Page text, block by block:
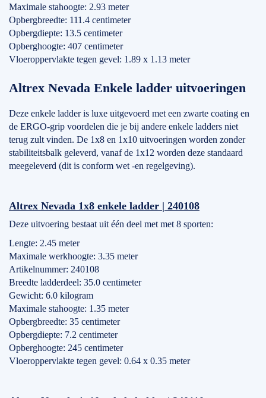
Maximale stahoogte: 2.93 meter
Opbergbreedte: 111.4 centimeter
Opbergdiepte: 13.5 centimeter
Opberghoogte: 407 centimeter
Vloeroppervlakte tegen gevel: 1.89 x 1.13 meter
Altrex Nevada Enkele ladder uitvoeringen
Deze enkele ladder is luxe uitgevoerd met een zwarte coating en
de ERGO-grip voordelen die je bij andere enkele ladders niet
terug zult vinden. De 1x8 en 1x10 uitvoeringen worden zonder
stabiliteitsbalk geleverd, vanaf de 1x12 worden deze standaard
meegeleverd (dit is conform wet -en regelgeving).
Altrex Nevada 1x8 enkele ladder | 240108
Deze uitvoering bestaat uit één deel met met 8 sporten:
Lengte: 2.45 meter
Maximale werkhoogte: 3.35 meter
Artikelnummer: 240108
Breedte ladderdeel: 35.0 centimeter
Gewicht: 6.0 kilogram
Maximale stahoogte: 1.35 meter
Opbergbreedte: 35 centimeter
Opbergdiepte: 7.2 centimeter
Opberghoogte: 245 centimeter
Vloeroppervlakte tegen gevel: 0.64 x 0.35 meter